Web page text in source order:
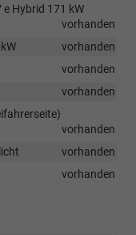
e Hybrid 171 kW
vorhanden
vorhanden
vorhanden
vorhanden
vorhanden
vorhanden
vorhanden